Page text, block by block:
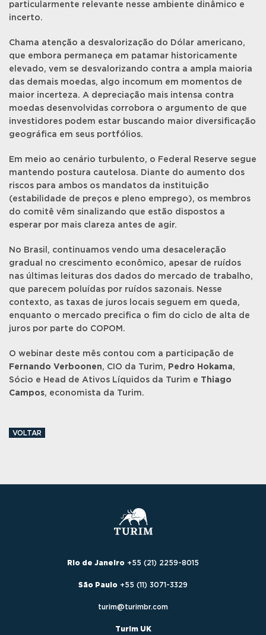
particularmente relevante nesse ambiente dinâmico e
incerto.
Chama atenção a desvalorização do Dólar americano,
que embora permaneça em patamar historicamente
elevado, vem se desvalorizando contra a ampla maioria
das demais moedas, algo incomum em momentos de
maior incerteza. A depreciação mais intensa contra
moedas desenvolvidas corrobora o argumento de que
investidores podem estar buscando maior diversificação
geográfica em seus portfólios.
Em meio ao cenário turbulento, o Federal Reserve segue
mantendo postura cautelosa. Diante do aumento dos
riscos para ambos os mandatos da instituição
(estabilidade de preços e pleno emprego), os membros
do comitê vêm sinalizando que estão dispostos a
esperar por mais clareza antes de agir.
No Brasil, continuamos vendo uma desaceleração
gradual no crescimento econômico, apesar de ruídos
nas últimas leituras dos dados do mercado de trabalho,
que parecem poluídas por ruídos sazonais. Nesse
contexto, as taxas de juros locais seguem em queda,
enquanto o mercado precifica o fim do ciclo de alta de
juros por parte do COPOM.
O webinar deste mês contou com a participação de
Fernando Verboonen, CIO da Turim, Pedro Hokama,
Sócio e Head de Ativos Líquidos da Turim e Thiago
Campos, economista da Turim.
VOLTAR
Rio de Janeiro +55 (21) 2259-8015
São Paulo +55 (11) 3071-3329
turim@turimbr.com
Turim UK